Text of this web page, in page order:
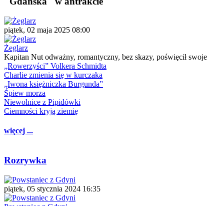
piątek, 02 maja 2025 08:00
Żeglarz
Kapitan Nut odważny, romantyczny, bez skazy, poświęcił swoje
„Rowerzyści” Volkera Schmidta
Charlie zmienia się w kurczaka
„Iwona księżniczka Burgunda”
Śpiew morza
Niewolnice z Pipidówki
Ciemności kryją ziemię
więcej ...
Rozrywka
piątek, 05 stycznia 2024 16:35